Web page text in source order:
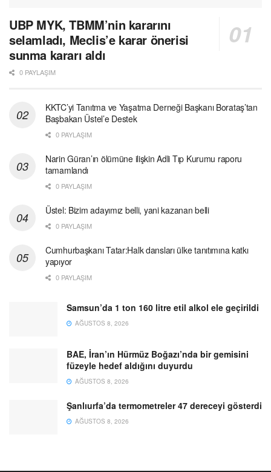
UBP MYK, TBMM’nin kararını
selamladı, Meclis’e karar önerisi
sunma kararı aldı
0 PAYLAŞIM
KKTC’yi Tanıtma ve Yaşatma Derneği Başkanı Borataş’tan
Başbakan Üstel’e Destek
0 PAYLAŞIM
Narin Güran’ın ölümüne ilişkin Adli Tıp Kurumu raporu
tamamlandı
0 PAYLAŞIM
Üstel: Bizim adayımız belli, yani kazanan belli
0 PAYLAŞIM
Cumhurbaşkanı Tatar:Halk dansları ülke tanıtımına katkı
yapıyor
0 PAYLAŞIM
Samsun’da 1 ton 160 litre etil alkol ele geçirildi
AĞUSTOS 8, 2026
BAE, İran’ın Hürmüz Boğazı’nda bir gemisini
füzeyle hedef aldığını duyurdu
AĞUSTOS 8, 2026
Şanlıurfa’da termometreler 47 dereceyi gösterdi
AĞUSTOS 8, 2026